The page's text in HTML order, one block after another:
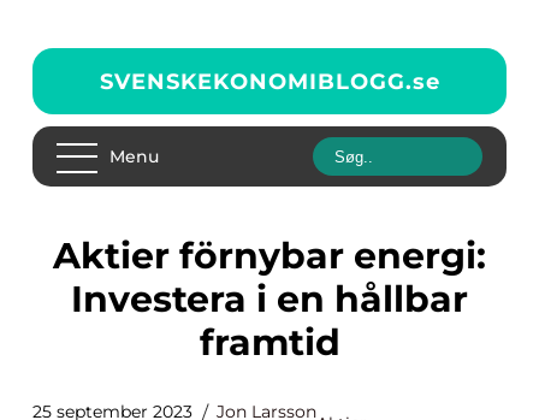
SVENSKEKONOMIBLOGG.se
Menu
Aktier förnybar energi:
Investera i en hållbar
framtid
25 september 2023 Jon Larsson